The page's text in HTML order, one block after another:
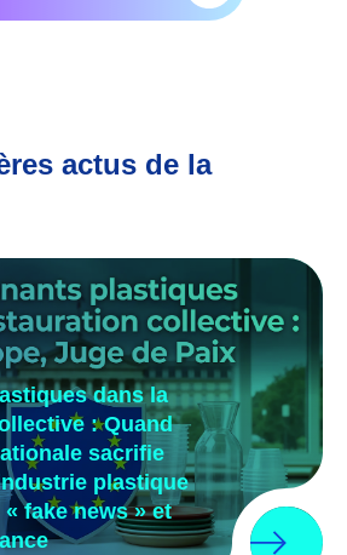
actus de la
dans la
: Quand
sacrifie
plastique
fake news » et